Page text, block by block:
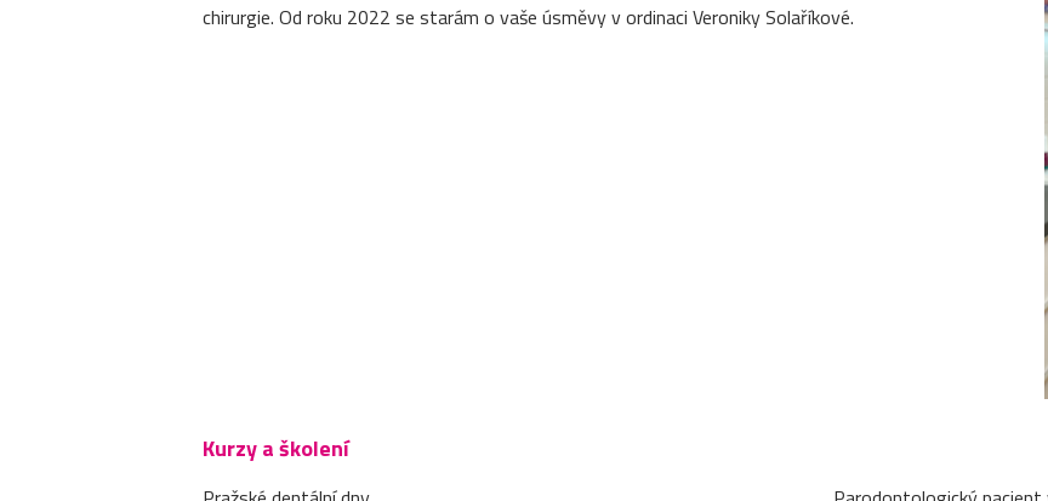
chirurgie. Od roku 2022 se starám o vaše úsměvy v ordinaci Veroniky Solaříkové.
Kurzy a školení